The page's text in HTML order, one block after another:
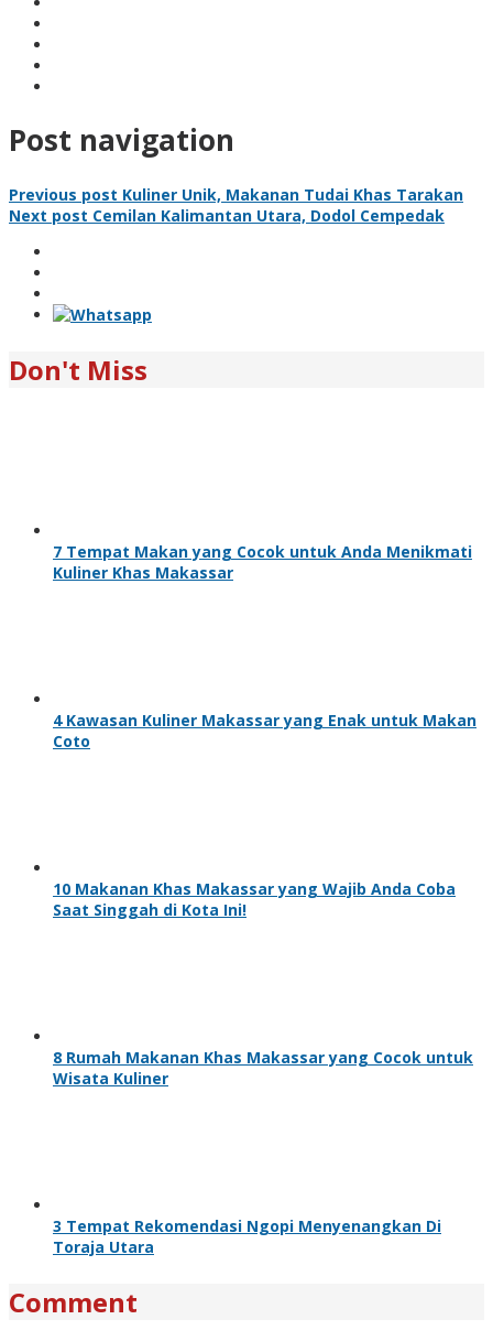
Post navigation
Previous post Kuliner Unik, Makanan Tudai Khas Tarakan
Next post Cemilan Kalimantan Utara, Dodol Cempedak
Don't Miss
7 Tempat Makan yang Cocok untuk Anda Menikmati
Kuliner Khas Makassar
4 Kawasan Kuliner Makassar yang Enak untuk Makan
Coto
10 Makanan Khas Makassar yang Wajib Anda Coba
Saat Singgah di Kota Ini!
8 Rumah Makanan Khas Makassar yang Cocok untuk
Wisata Kuliner
3 Tempat Rekomendasi Ngopi Menyenangkan Di
Toraja Utara
Comment